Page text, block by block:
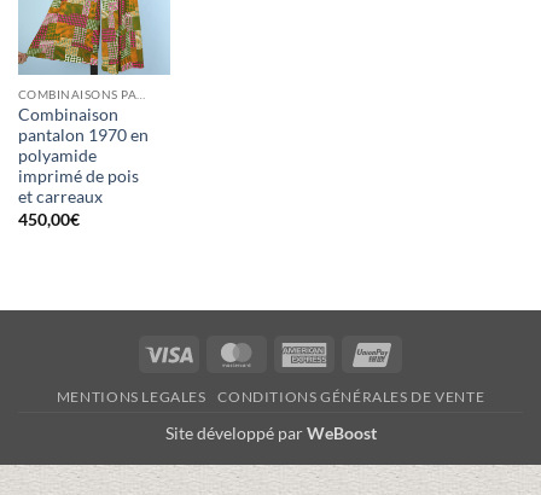
COMBINAISONS PANTALONS
Combinaison
pantalon 1970 en
polyamide
imprimé de pois
et carreaux
450,00€
Visa MasterCardAmerican
MENTIONS LEGALES CONDITIONS GÉNÉRALES DE VENTE
Site développé parWeBoost